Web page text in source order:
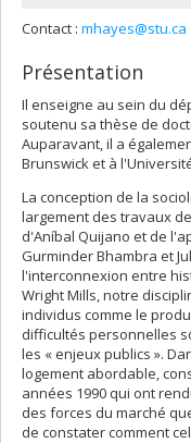
Contact : mhayes@stu.ca
Présentation
Il enseigne au sein du
soutenu sa thèse de
Auparavant, il a
Brunswick et à
La conception de la
largement des travaux
d'Aníbal Quijano et de
Gurminder Bhambra et
l'interconnexion entre
Wright Mills, notre
individus comme le
difficultés personnelles
les « enjeux publics ».
logement abordable,
années 1990 qui ont
des forces du marché
de constater comment